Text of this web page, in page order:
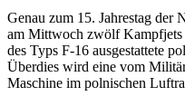
Genau zum 15. Jahrestag der
am Mittwoch zwölf Kampfjets
des Typs F-16 ausgestattete
Überdies wird eine vom
Maschine im polnischen